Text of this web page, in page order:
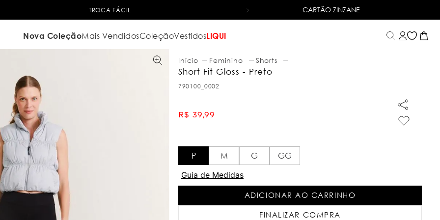
TROCA FÁCIL 6X SEM JUROSNO CARTÃO DE CRÉDITO
CARTÃO ZINZANE
Nova ColeçãoMais VendidosColeçãoVestidosLIQUI
Feminino Shorts
Short Fit Gloss - Preto
790100_0002
R$ 39,99
P M G
GG
Guia de Medidas
ADICIONAR AO CARRINHO
FINALIZAR COMPRA